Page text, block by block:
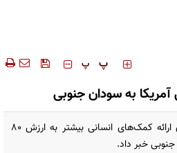
‍‍‍ پ پ
به سودان جنوبی
دولت آمریکا از تلاش خود برای ارائه کمک‌های انسانی بیشتر به ارزش 80
جنوبی خبر داد.